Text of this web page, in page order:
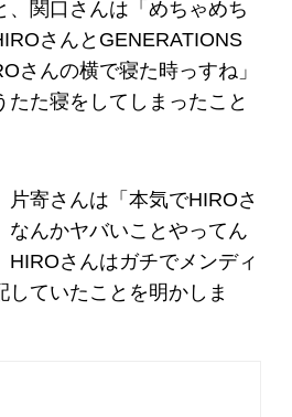
、関口さんは「めちゃめち
さんとGENERATIONS
さんの横で寝た時っすね」
たた寝をしてしまったこと
片寄さんは「本気でHIROさ
なんかヤバいことやってん
HIROさんはガチでメンディ
していたことを明かしま